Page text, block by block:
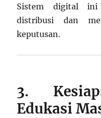
Sistem digital ini
distribusi dan
keputusan.
3.
Edukasi